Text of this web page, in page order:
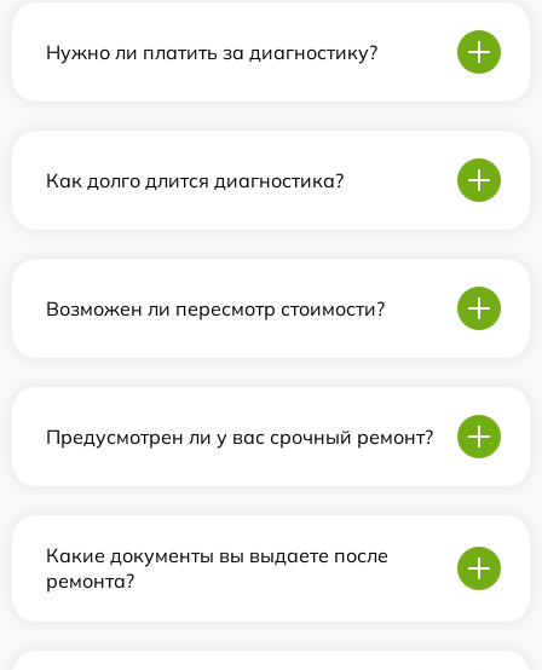
Нужно ли платить за диагностику?
Как долго длится диагностика?
Возможен ли пересмотр стоимости?
Предусмотрен ли у вас срочный ремонт?
Какие документы вы выдаете после
ремонта?